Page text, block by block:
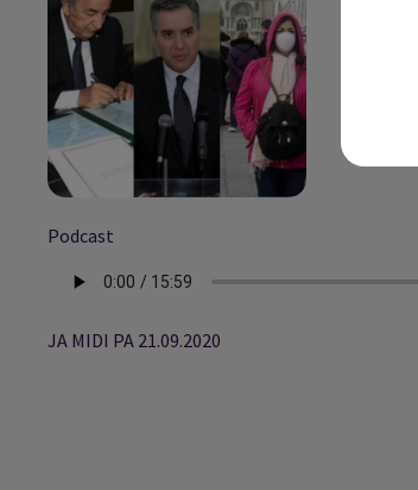
Podcast
JA MIDI PA 21.09.2020